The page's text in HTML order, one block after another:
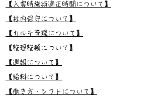
【入客時施術適正時間について】
【社内保守について】
【カルテ管理について】
【整理整頓について】
【週報について】
【給料について】
【働き方・シフトについて】